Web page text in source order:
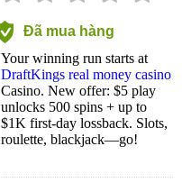
Đã mua hàng
Your winning run starts at
DraftKings real money casino
Casino. New offer: $5 play
unlocks 500 spins + up to
$1K first-day lossback. Slots,
roulette, blackjack—go!